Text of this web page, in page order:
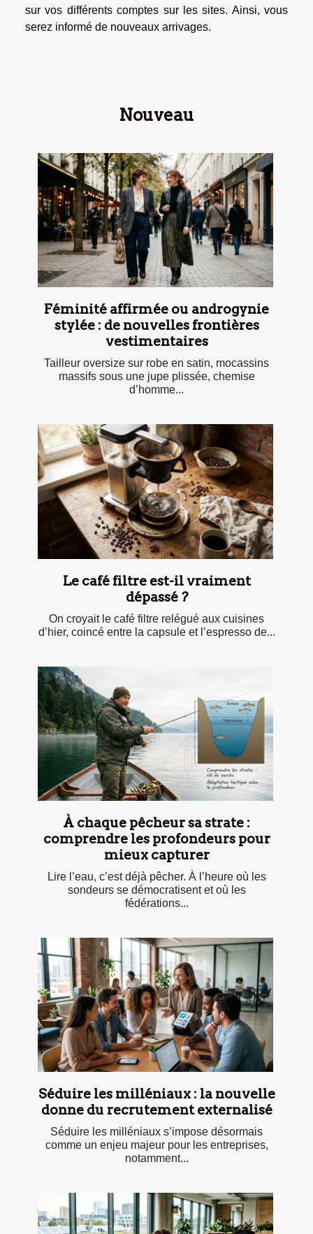
sur vos différents comptes sur les sites. Ainsi, vous
serez informé de nouveaux arrivages.
Nouveau
Féminité affirmée ou androgynie
stylée : de nouvelles frontières
vestimentaires
Tailleur oversize sur robe en satin, mocassins
massifs sous une jupe plissée, chemise
d’homme...
Le café filtre est-il vraiment
dépassé ?
On croyait le café filtre relégué aux cuisines
d’hier, coincé entre la capsule et l’espresso de...
À chaque pêcheur sa strate :
comprendre les profondeurs pour
mieux capturer
Lire l’eau, c’est déjà pêcher. À l’heure où les
sondeurs se démocratisent et où les
fédérations...
Séduire les milléniaux : la nouvelle
donne du recrutement externalisé
Séduire les milléniaux s’impose désormais
comme un enjeu majeur pour les entreprises,
notamment...